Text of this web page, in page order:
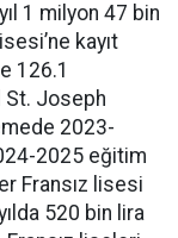
1 milyon 47 bin
kayıt
126.1
St. Joseph
2023-
2025 eğitim
Fransız lisesi
520 bin lira